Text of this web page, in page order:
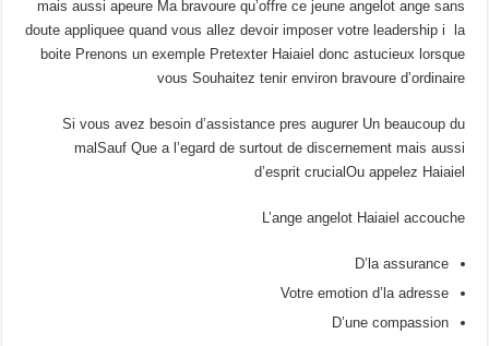
mais aussi apeure Ma bravoure qu’offre ce jeune angelot ange sans
doute appliquee quand vous allez devoir imposer votre leadership i la
boite Prenons un exemple Pretexter Haiaiel donc astucieux lorsque
vous Souhaitez tenir environ bravoure d’ordinaire
Si vous avez besoin d’assistance pres augurer Un beaucoup du
malSauf Que a l’egard de surtout de discernement mais aussi
d’esprit crucialOu appelez Haiaiel
L’ange angelot Haiaiel accouche
D’la assurance
Votre emotion d’la adresse
D’une compassion